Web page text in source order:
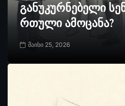
განუკურნებელი
რთული ამოცანა?
მაისი 25, 2026